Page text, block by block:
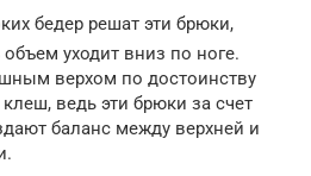
бедер решат эти брюки,
уходит вниз по ноге.
верхом по достоинству
ведь эти брюки за счет
баланс между верхней и